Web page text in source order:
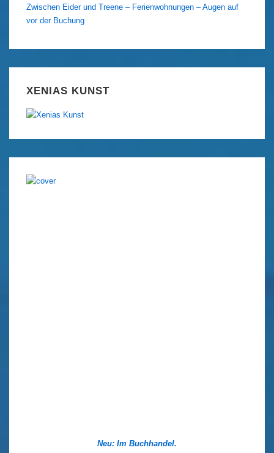
Zwischen Eider und Treene – Ferienwohnungen – Augen auf
vor der Buchung
XENIAS KUNST
Neu: Im Buchhandel.